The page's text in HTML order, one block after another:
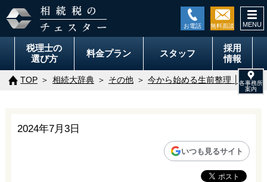
税理士の
選び方
料金プラン スタッフ
採用
情報
TOP 相続大辞典 その他 今から始める生前整理 │メリ
2024年7月3日
いつも見るサイト